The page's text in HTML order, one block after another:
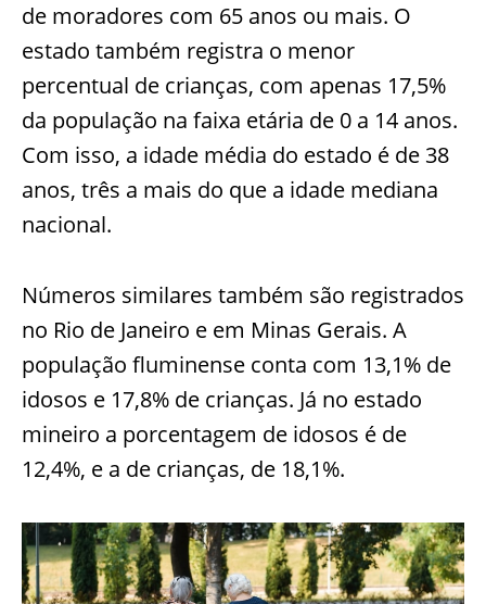
de moradores com 65 anos ou mais. O
estado também registra o menor
percentual de crianças, com apenas 17,5%
da população na faixa etária de 0 a 14 anos.
Com isso, a idade média do estado é de 38
anos, três a mais do que a idade mediana
nacional.
Números similares também são registrados
no Rio de Janeiro e em Minas Gerais. A
população fluminense conta com 13,1% de
idosos e 17,8% de crianças. Já no estado
mineiro a porcentagem de idosos é de
12,4%, e a de crianças, de 18,1%.